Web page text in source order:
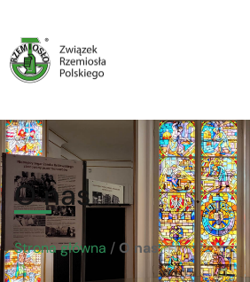
O nas
Strona główna / O nas